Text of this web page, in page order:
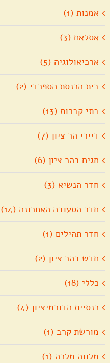
אמנות (1)
אסלאם (3)
ארכיאולוגיה (5)
בית הכנסת הספרדי (2)
בתי קברות (13)
דיירי הר ציון (7)
חגים בהר ציון (6)
חדר הנשיא (3)
חדר הסעודה האחרונה (14)
חדר תהילים (1)
חדש בהר ציון (2)
כללי (18)
כנסיית הדורמיציון (4)
מורשת קרב (1)
מלווה מלכה (1)